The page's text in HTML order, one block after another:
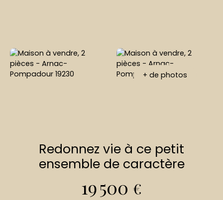
+ de photos
Redonnez vie à ce petit
ensemble de caractère
19 500 €